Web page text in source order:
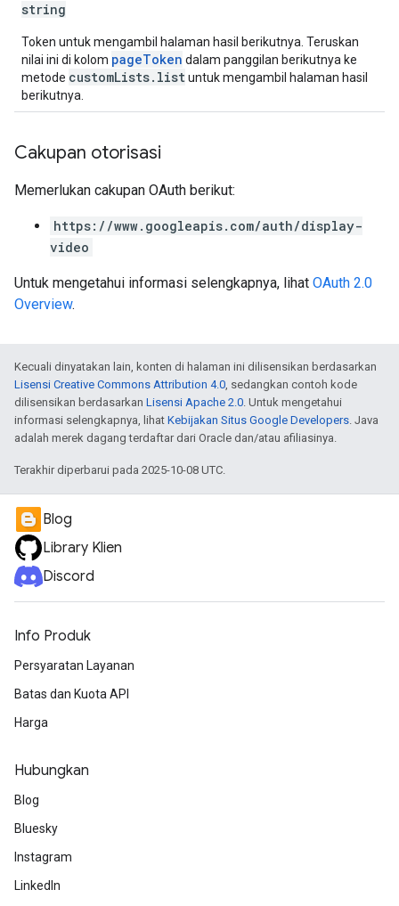
string
Token untuk mengambil halaman hasil berikutnya. Teruskan
nilai ini di kolom pageToken dalam panggilan berikutnya ke
metode customLists.listuntuk mengambil halaman hasil
berikutnya.
Cakupan otorisasi
Memerlukan cakupan OAuth berikut:
https://www.googleapis.com/auth/display-
video
Untuk mengetahui informasi selengkapnya, lihat OAuth 2.0
Overview.
Kecuali dinyatakan lain, konten di halaman ini dilisensikan berdasarkan
Lisensi Creative Commons Attribution 4.0, sedangkan contoh kode
dilisensikan berdasarkan Lisensi Apache 2.0. Untuk mengetahui
informasi selengkapnya, lihat Kebijakan Situs Google Developers. Java
adalah merek dagang terdaftar dari Oracle dan/atau afiliasinya.
Terakhir diperbarui pada 2025-10-08 UTC.
Blog
Library Klien
Discord
Info Produk
Persyaratan Layanan
Batas dan Kuota API
Harga
Hubungkan
Blog
Bluesky
Instagram
LinkedIn